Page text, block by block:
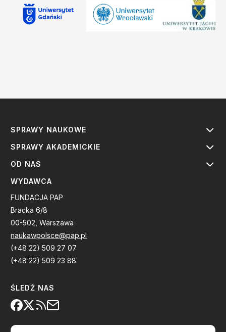
SPRAWY NAUKOWE
SPRAWY AKADEMICKIE
OD NAS
WYDAWCA
FUNDACJA PAP
Bracka 6/8
00-502, Warszawa
naukawpolsce@pap.pl
(+48 22) 509 27 07
(+48 22) 509 23 88
ŚLEDŹ NAS